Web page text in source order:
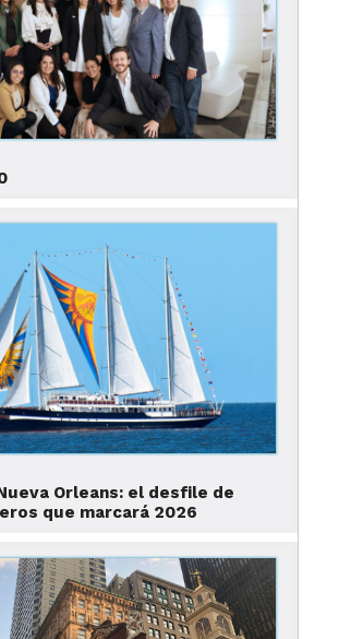
Orleans: el desfile de
que marcará 2026